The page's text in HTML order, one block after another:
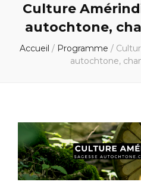
Culture
autochtone,
Accueil / Programme /
autochtone,